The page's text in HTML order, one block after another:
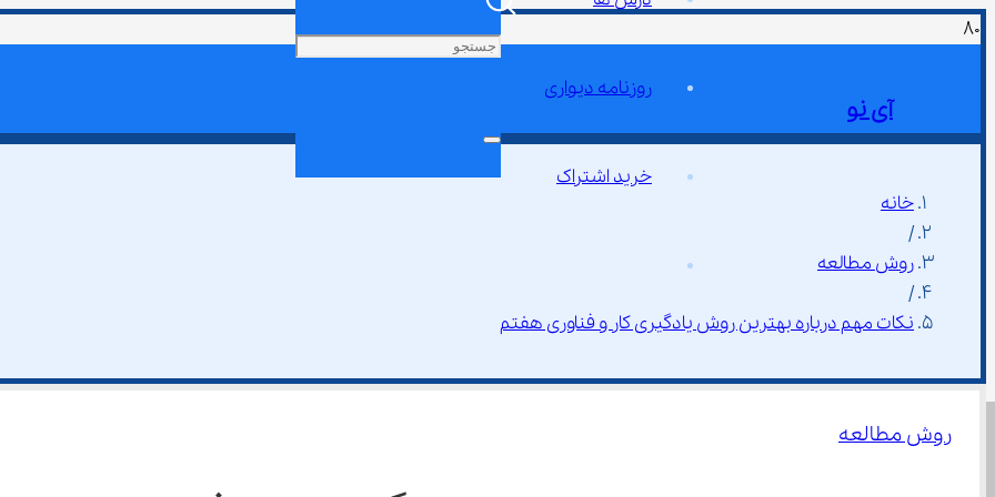
آی نو
روزنامه دیواری
خرید اشتراک
خانه
/
روش مطالعه
/
نکات مهم درباره بهترین روش یادگیری کار و فناوری هفتم
روش مطالعه